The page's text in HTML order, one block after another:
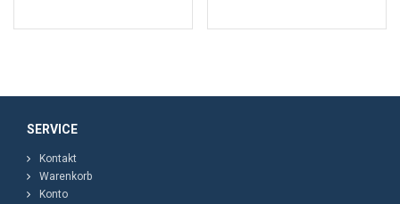
SERVICE
Kontakt
Warenkorb
Konto